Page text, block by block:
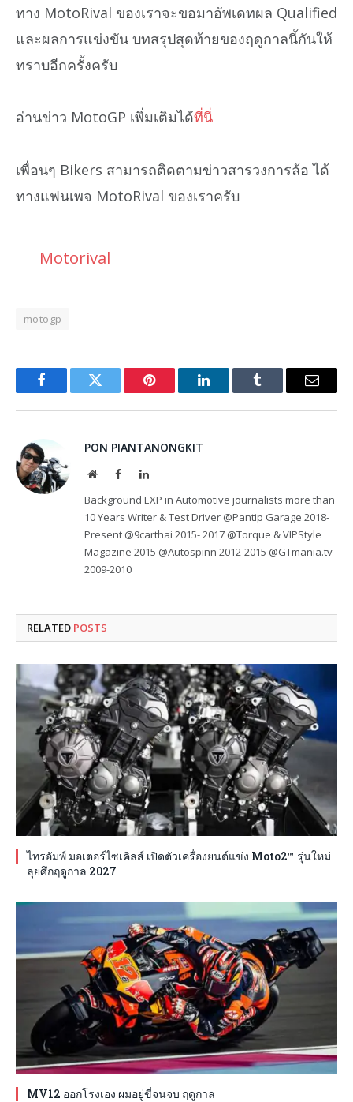
ทาง MotoRival ของเราจะขอมาอัพเดทผล Qualified
และผลการแข่งขัน บทสรุปสุดท้ายของฤดูกาลนี้กันให้
ทราบอีกครั้งครับ
อ่านข่าว MotoGP เพิ่มเติมได้ที่นี่
เพื่อนๆ Bikers สามารถติดตามข่าวสารวงการล้อ ได้
ทางแฟนเพจ MotoRival ของเราครับ
Motorival
motogp
FacebookTwitter Pinterest LinkedInTumblr Email
PON PIANTANONGKIT
WebsiteFacebookLinkedIn
Background EXP in Automotive journalists more than
10 Years Writer & Test Driver @Pantip Garage 2018-
Present @9carthai 2015- 2017 @Torque & VIPStyle
Magazine 2015 @Autospinn 2012-2015 @GTmania.tv
2009-2010
RELATED POSTS
ไทรอัมพ์ มอเตอร์ไซเคิลส์ เปิดตัวเครื่องยนต์แข่ง Moto2™ รุ่นใหม่
ลุยศึกฤดูกาล 2027
MV12 ออกโรงเอง ผมอยู่ขี่จนจบ ฤดูกาล